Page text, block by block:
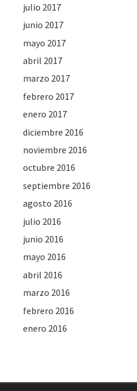
julio 2017
junio 2017
mayo 2017
abril 2017
marzo 2017
febrero 2017
enero 2017
diciembre 2016
noviembre 2016
octubre 2016
septiembre 2016
agosto 2016
julio 2016
junio 2016
mayo 2016
abril 2016
marzo 2016
febrero 2016
enero 2016